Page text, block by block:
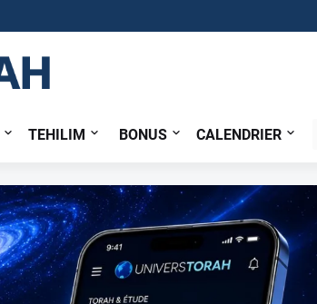
TEHILIM BONUS CALENDRIER